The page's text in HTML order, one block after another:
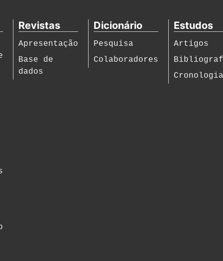
Revistas
Apresentação
Base de
dados
Dicionário
Pesquisa
Colaboradores
Estudos
Artigos